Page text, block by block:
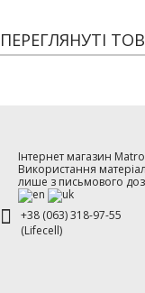
ПЕРЕГЛЯНУТІ
Інтернет магазин
Використання
лише з письмового
+38 (063) 318-97-55
(Lifecell)